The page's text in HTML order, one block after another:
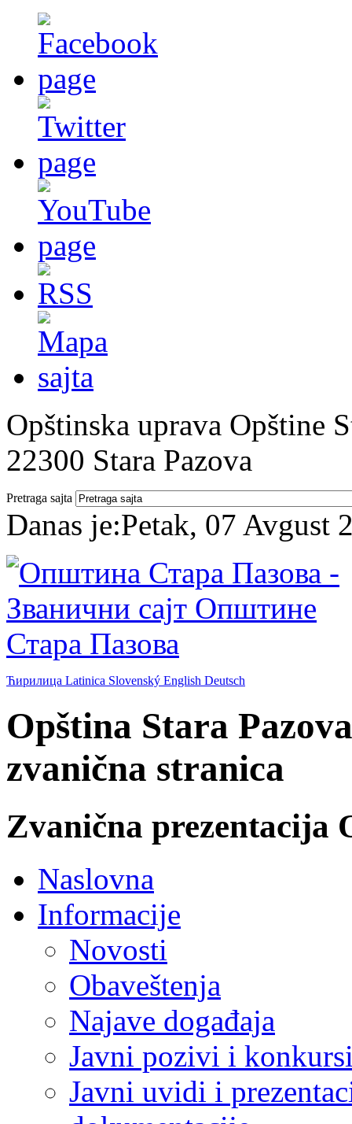
Opštinska uprava Opštine
22300 Stara Pazova
Pretraga sajta
Danas je:Petak, 07 Avgust
Ћирилица Latinica Slovenský English Deutsch
Opština Stara
zvanična stranica
Zvanična prezentacija
Naslovna
Informacije
Novosti
Obaveštenja
Najave događaja
Javni pozivi i
Javni uvidi i